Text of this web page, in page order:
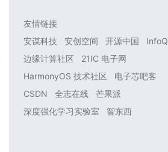
友情链接
安谋科技
安创空间 开源中国
InfoQ
边缘计算社区
21IC 电子网
HarmonyOS 技术社区
电子芯吧客
CSDN
全志在线
芒果派
深度强化学习实验室
智东西